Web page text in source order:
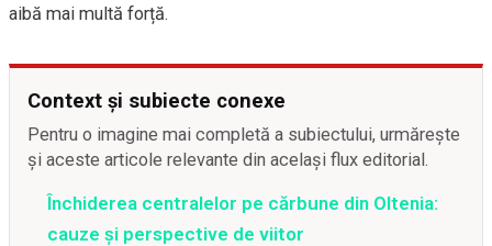
aibă mai multă forță.
Context și subiecte conexe
Pentru o imagine mai completă a subiectului, urmărește
și aceste articole relevante din același flux editorial.
Închiderea centralelor pe cărbune din Oltenia:
cauze și perspective de viitor